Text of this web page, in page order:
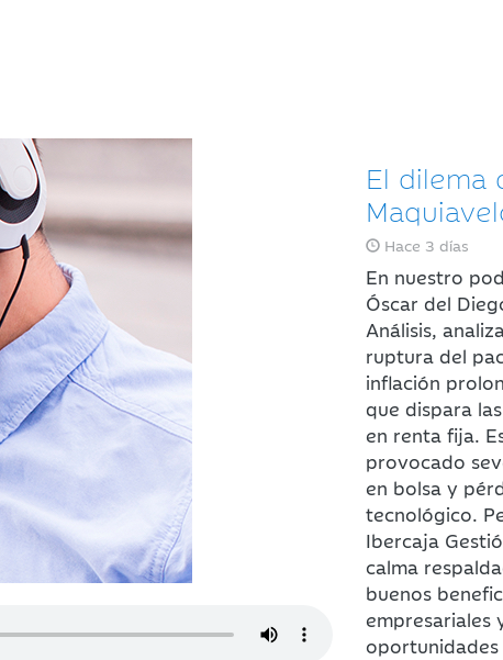
El dilema
Hace 3 días
En nuestro
Óscar del
Análisis,
ruptura del
inflación
que dispara
en renta fija.
provocado
en bolsa y
tecnológico.
Ibercaja
calma
buenos
empresariales